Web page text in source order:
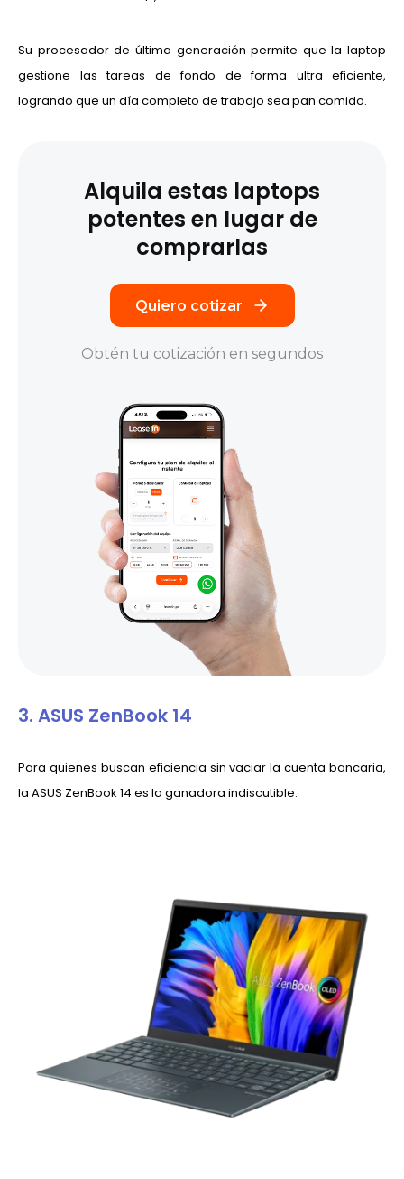
Su procesador de última generación permite que la laptop
gestione las tareas de fondo de forma ultra eficiente,
logrando que un día completo de trabajo sea pan comido.
Alquila estas laptops
potentes en lugar de
comprarlas
Quiero cotizar
Obtén tu cotización en segundos
3. ASUS ZenBook 14
Para quienes buscan eficiencia sin vaciar la cuenta bancaria,
la ASUS ZenBook 14 es la ganadora indiscutible.